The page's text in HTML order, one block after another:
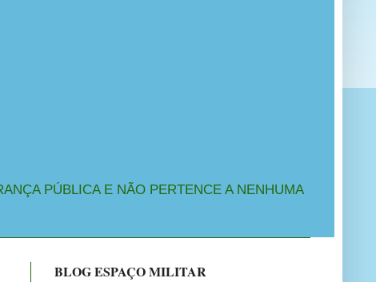
PÚBLICA E NÃO PERTENCE A NENHUMA
BLOG ESPAÇO MILITAR